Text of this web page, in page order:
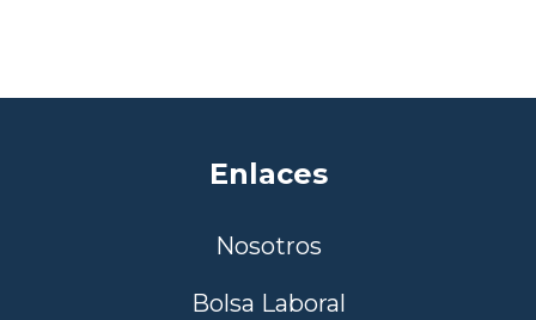
Enlaces
Nosotros
Bolsa Laboral